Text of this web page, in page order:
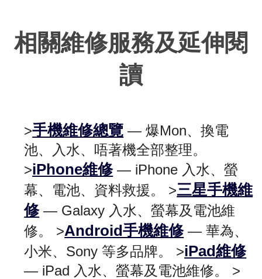
相關維修服務及延伸閱
讀
>手機維修總覽 — 爆Mon、換電
池、入水、唔著機全部整理。
>iPhone維修— iPhone 入水、螢
幕、電池、資料救援。 >三星手機維
修— Galaxy 入水、螢幕及電池維
修。 >Android手機維修— 華為、
小米、Sony 等多品牌。 >iPad維修
— iPad 入水、螢幕及電池維修。 >